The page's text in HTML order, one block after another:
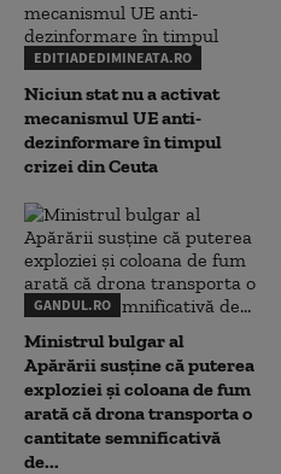
EDITIADEDIMINEATA.RO
Niciun stat nu a activat
mecanismul UE anti-
dezinformare în timpul
crizei din Ceuta
GANDUL.RO
Ministrul bulgar al
Apărării susține că puterea
exploziei și coloana de fum
arată că drona transporta o
cantitate semnificativă
de...